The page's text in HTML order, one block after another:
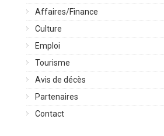
Affaires/Finance
Culture
Emploi
Tourisme
Avis de décès
Partenaires
Contact